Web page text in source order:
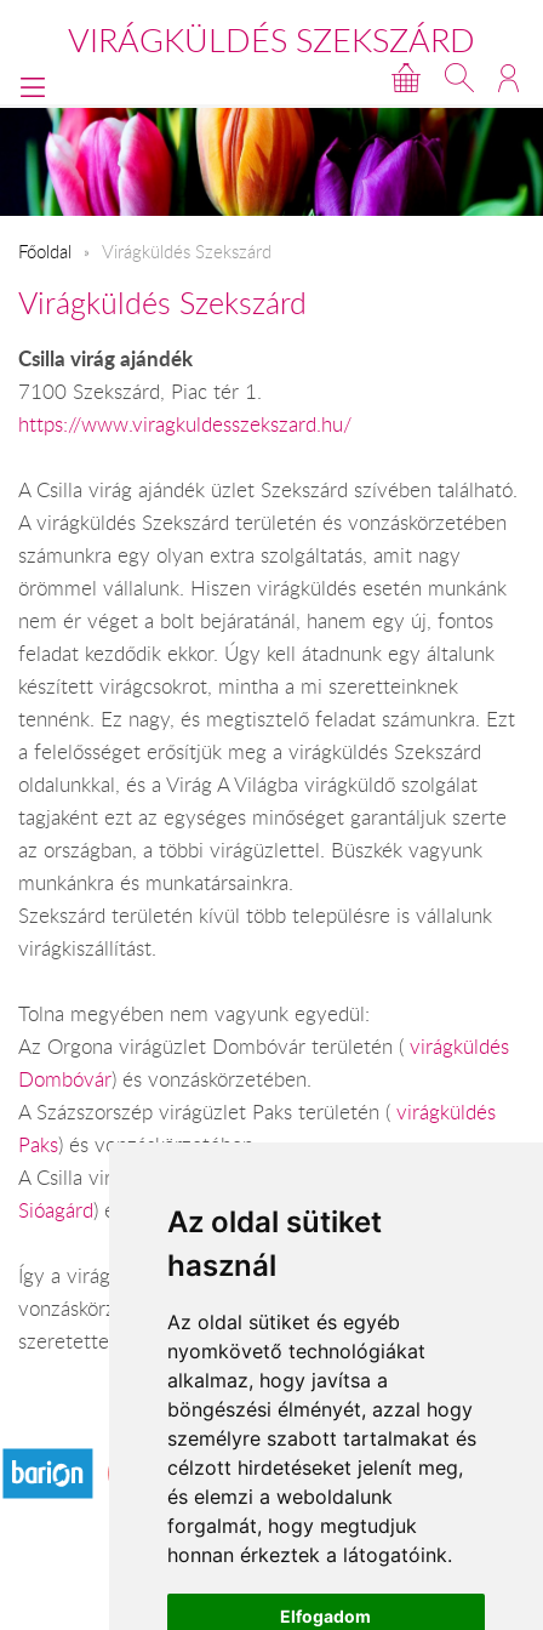
Az oldal sütiket
használ
Az oldal sütiket és egyéb
nyomkövető technológiákat
alkalmaz, hogy javítsa a
böngészési élményét, azzal hogy
személyre szabott tartalmakat és
célzott hirdetéseket jelenít meg,
és elemzi a weboldalunk
forgalmát, hogy megtudjuk
honnan érkeztek a látogatóink.
Elfogadom
VIRÁGKÜLDÉS SZEKSZÁRD
Főoldal Virágküldés Szekszárd
Virágküldés Szekszárd
Csilla virág ajándék
7100 Szekszárd, Piac tér 1.
https://www.viragkuldesszekszard.hu/
A Csilla virág ajándék üzlet Szekszárd szívében található.
A virágküldés Szekszárd területén és vonzáskörzetében
számunkra egy olyan extra szolgáltatás, amit nagy
örömmel vállalunk. Hiszen virágküldés esetén munkánk
nem ér véget a bolt bejáratánál, hanem egy új, fontos
feladat kezdődik ekkor. Úgy kell átadnunk egy általunk
készített virágcsokrot, mintha a mi szeretteinknek
tennénk. Ez nagy, és megtisztelő feladat számunkra. Ezt
a felelősséget erősítjük meg a virágküldés Szekszárd
oldalunkkal, és a Virág A Világba virágküldő szolgálat
tagjaként ezt az egységes minőséget garantáljuk szerte
az országban, a többi virágüzlettel. Büszkék vagyunk
munkánkra és munkatársainkra.
Szekszárd területén kívül több településre is vállalunk
virágkiszállítást.
Tolna megyében nem vagyunk egyedül:
Az Orgona virágüzlet Dombóvár területén ( virágküldés
Dombóvár) és vonzáskörzetében.
A Százszorszép virágüzlet Paks területén ( virágküldés
Paks) és vonzáskörzetében.
A Csilla virág ajándék Sióagárd területén (
Sióagárd) és vonzáskörzetében.
Így a virágküldés Tolna megye városaiban és azok
vonzáskörzetében is gond nélkül megoldható. Várjuk
szeretettel webáruházunkban!
Elfogadott fizetési módok
Á.SZ.F.